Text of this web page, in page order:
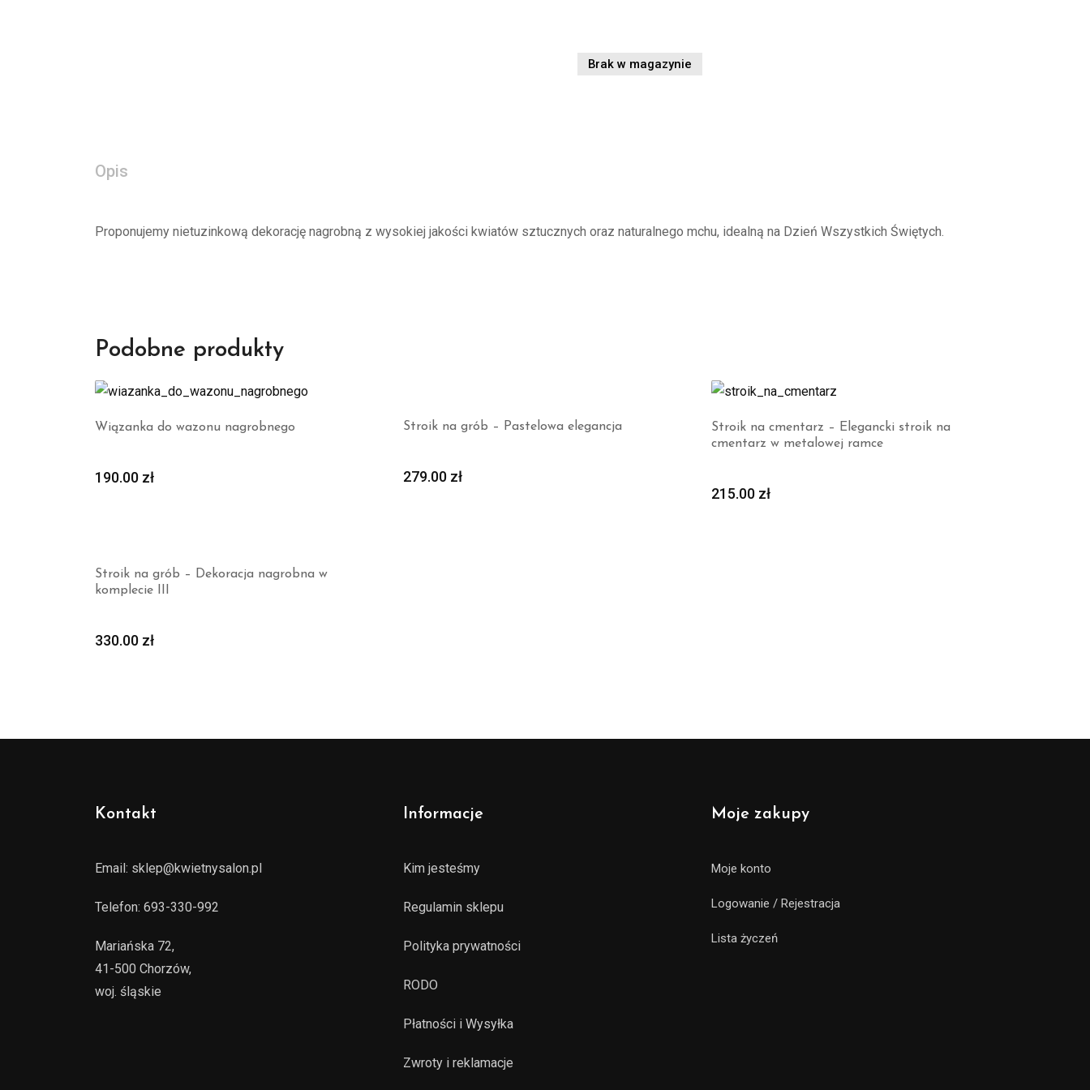
Brak w magazynie
Opis
Proponujemy nietuzinkową dekorację nagrobną z wysokiej jakości kwiatów sztucznych oraz naturalnego mchu, idealną na Dzień Wszystkich Świętych.
Podobne produkty
Wiązanka do wazonu nagrobnego
190.00 zł
Stroik na grób – Pastelowa elegancja
279.00 zł
Stroik na cmentarz – Elegancki stroik na
cmentarz w metalowej ramce
215.00 zł
Stroik na grób – Dekoracja nagrobna w
komplecie III
330.00 zł
Kontakt
Email: sklep@kwietnysalon.pl
Telefon: 693-330-992
Mariańska 72,
41-500 Chorzów,
woj. śląskie
Informacje
Kim jesteśmy
Regulamin sklepu
Polityka prywatności
RODO
Płatności i Wysyłka
Zwroty i reklamacje
Moje zakupy
Moje konto
Logowanie / Rejestracja
Lista życzeń